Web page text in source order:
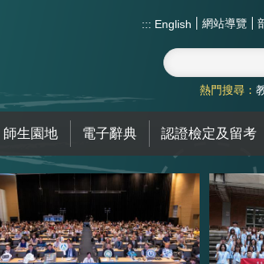
::: English 網站導覽
熱門搜尋：
師生園地 電子辭典 認證檢定及留考